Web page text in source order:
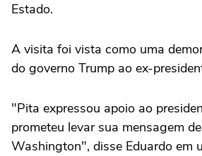
Estado.
A visita foi vista como uma
do governo Trump ao ex-
"Pita expressou apoio ao
prometeu levar sua mensagem
Washington", disse Eduardo em